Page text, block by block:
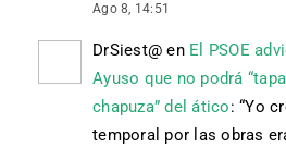
Ago 8, 14:51
DrSiest@ en El PSOE
Ayuso que no podrá
chapuza” del ático: “Yo
temporal por las obras